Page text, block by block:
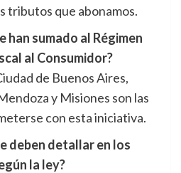
tributos que abonamos.
han sumado al Régimen
al Consumidor?
de Buenos Aires,
y Misiones son las
con esta iniciativa.
deben detallar en los
la ley?